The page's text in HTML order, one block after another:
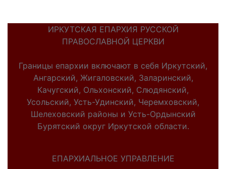
ИРКУТСКАЯ ЕПАРХИЯ РУССКОЙ
ПРАВОСЛАВНОЙ ЦЕРКВИ
Границы епархии включают в себя Иркутский,
Ангарский, Жигаловский, Заларинский,
Качугский, Ольхонский, Слюдянский,
Усольский, Усть-Удинский, Черемховский,
Шелеховский районы и Усть-Ордынский
Бурятский округ Иркутской области.
ЕПАРХИАЛЬНОЕ УПРАВЛЕНИЕ